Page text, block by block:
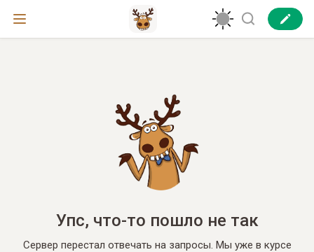
Упс, что-то пошло не так
Сервер перестал отвечать на запросы. Мы уже в курсе